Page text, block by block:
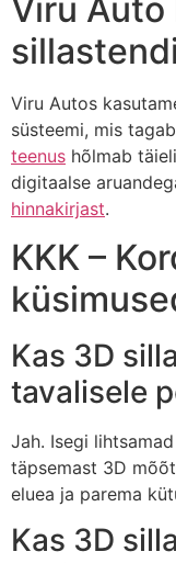
Viru
Viru Autos
süsteemi, mis
teenus hõlmab
digitaalse
hinnakirjast.
KKK –
Kas 3D
tavalisele
Jah. Isegi
täpsemast 3D
eluea ja parema
Kas 3D